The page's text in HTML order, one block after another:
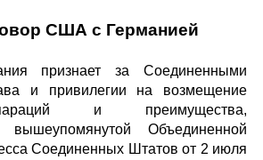
США с Германией
признает за Соединенными
и привилегии на возмещение
и преимущества,
вышеупомянутой Объединенной
Соединенных Штатов от 2 июля